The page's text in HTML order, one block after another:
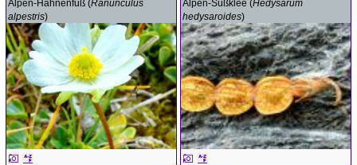
Alpen-Hahnenfuß (Ranunculus
alpestris)
Alpen-Süßklee (Hedysarum
hedysaroides)